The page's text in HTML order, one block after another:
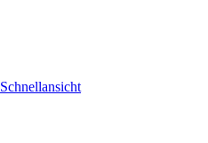
Schnellansicht